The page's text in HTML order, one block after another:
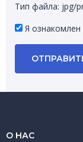
Тип файла: jpg/
Я ознакомлен
О НАС